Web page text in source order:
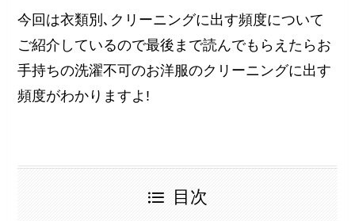
今回は衣類別､クリーニングに出す頻度について
ご紹介しているので最後まで読んでもらえたらお
手持ちの洗濯不可のお洋服のクリーニングに出す
頻度がわかりますよ!
目次